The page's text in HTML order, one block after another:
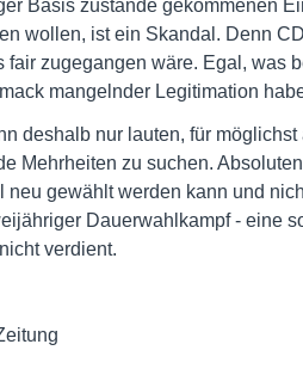
Basis zustande gekommenen
wollen, ist ein Skandal. Denn
fair zugegangen wäre. Egal, was
mangelnder Legitimation
deshalb nur lauten, für
Mehrheiten zu suchen.
neu gewählt werden kann und
Dauerwahlkampf - eine
verdient.